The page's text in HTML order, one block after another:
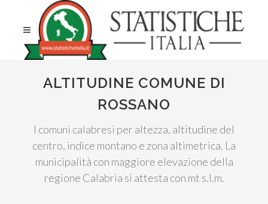
ALTITUDINE COMUNE DI
ROSSANO
I comuni calabresi per altezza, altitudine del
centro, indice montano e zona altimetrica. La
municipalità con maggiore elevazione della
regione Calabria si attesta con mt s.l.m.